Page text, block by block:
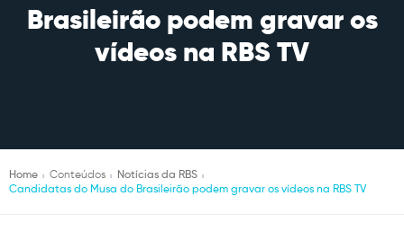
Brasileirão podem gravar os
vídeos na RBS TV
Home Conteúdos
Notícias da RBS
Candidatas do Musa do Brasileirão podem gravar os vídeos na RBS TV